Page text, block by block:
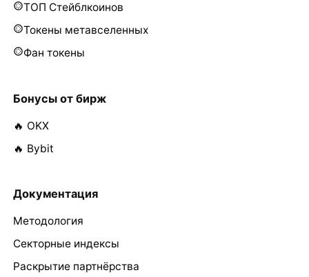
ТОП Стейблкоинов
Токены метавселенных
Фан токены
Бонусы от бирж
🔥 OKX
🔥 Bybit
Документация
Методология
Секторные индексы
Раскрытие партнёрства